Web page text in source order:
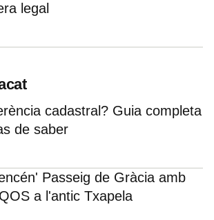
legal
cadastral? Guia completa
de saber
Passeig de Gràcia amb
a l'antic Txapela